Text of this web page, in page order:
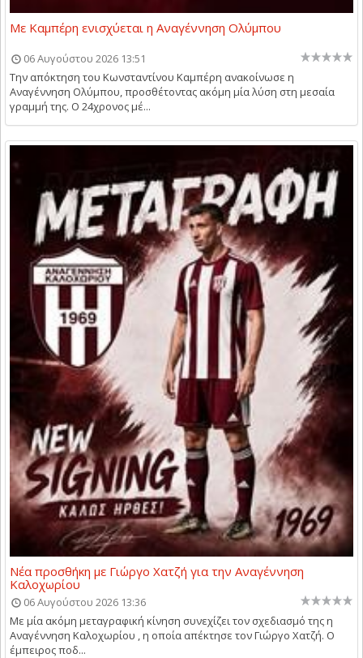
Με Καμπέρη ενισχύεται η Αναγέννηση Ολύμπου
06 Αυγούστου 2026 13:51
Την απόκτηση του Κωνσταντίνου Καμπέρη ανακοίνωσε η
Αναγέννηση Ολύμπου, προσθέτοντας ακόμη μία λύση στη μεσαία
γραμμή της. Ο 24χρονος μέ...
Νέα προσθήκη με Γιώργο Χατζή για την Αναγέννηση
Καλοχωρίου
06 Αυγούστου 2026 13:36
Με μία ακόμη μεταγραφική κίνηση συνεχίζει τον σχεδιασμό της η
Αναγέννηση Καλοχωρίου , η οποία απέκτησε τον Γιώργο Χατζή. Ο
έμπειρος ποδ...